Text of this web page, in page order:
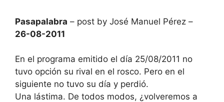
Pasapalabra – post by José Manuel Pérez –
26-08-2011
En el programa emitido el día 25/08/2011 no
tuvo opción su rival en el rosco. Pero en el
siguiente no tuvo su día y perdió.
Una lástima. De todos modos, ¿volveremos a